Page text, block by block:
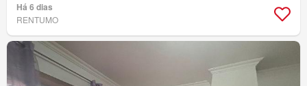
Há 6 dias
RENTUMO